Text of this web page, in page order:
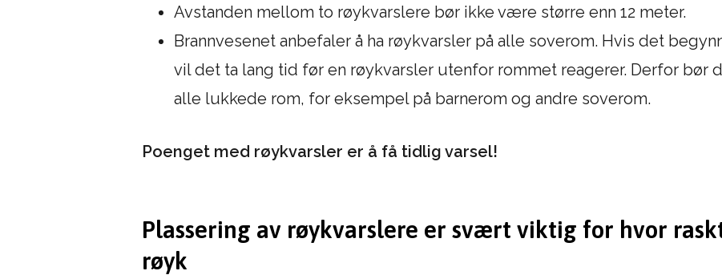
Avstanden mellom to røykvarslere bør ikke være større enn 12 meter.
Brannvesenet anbefaler å ha røykvarsler på alle soverom. Hvis det
vil det ta lang tid før en røykvarsler utenfor rommet reagerer. Derfor bør
alle lukkede rom, for eksempel på barnerom og andre soverom.
Poenget med røykvarsler er å få tidlig varsel!
Plassering av røykvarslere er svært viktig for hvor
røyk